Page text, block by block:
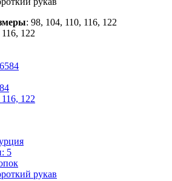
: 98, 104, 110, 116, 122
122
122
5
рукав